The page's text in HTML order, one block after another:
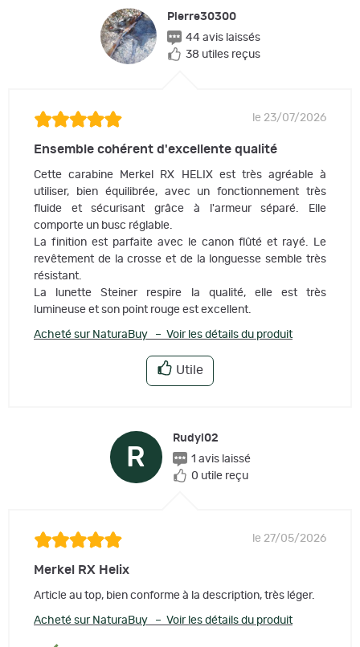
Pierre30300
44 avis laissés
38 utiles reçus
le 23/07/2026
Ensemble cohérent d'excellente qualité
Cette carabine Merkel RX HELIX est très agréable à
utiliser, bien équilibrée, avec un fonctionnement très
fluide et sécurisant grâce à l'armeur séparé. Elle
comporte un busc réglable.
La finition est parfaite avec le canon flûté et rayé. Le
revêtement de la crosse et de la longuesse semble très
résistant.
La lunette Steiner respire la qualité, elle est très
lumineuse et son point rouge est excellent.
Acheté sur NaturaBuy – Voir les détails du produit
Utile
R
Rudyi02
1 avis laissé
0 utile reçu
le 27/05/2026
Merkel RX Helix
Article au top, bien conforme à la description, très léger.
Acheté sur NaturaBuy – Voir les détails du produit